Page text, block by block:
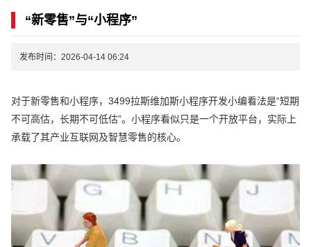
“新零售”与“小程序”
发布时间：2026-04-14 06:24
对于新零售和小程序，3499拉斯维加斯小程序开发小编看法是“短期
不可高估，长期不可低估”。小程序看似只是一个开放平台，实际上
承载了其产业互联网及智慧零售的核心。